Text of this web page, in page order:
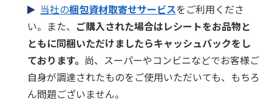
当社の梱包資材取寄せサービスをご利用くださ
い。また、 ご購入された場合はレシートをお品物と
ともに同梱いただけましたらキャッシュバックをし
ております。 尚、スーパーやコンビニなどでお客様ご
自身が調達されたものをご使用いただいても、もちろ
ん問題ございません。